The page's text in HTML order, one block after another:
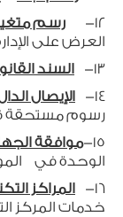
12-
رسم
العرض على
13-
السند
14-
الإيصال
رسوم مستحقة
15-
موافقة
الوحدة في
16-
المراكز
خدمات المركز